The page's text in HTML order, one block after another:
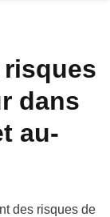
dans
au-
des risques de